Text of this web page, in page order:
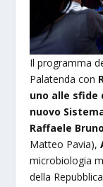
Il programma
Palatenda con
uno alle sfide
nuovo
Raffaele
Matteo Pavia),
microbiologia
della